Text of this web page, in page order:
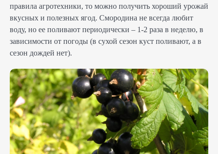
правила агротехники, то можно получить хороший урожай
вкусных и полезных ягод. Смородина не всегда любит
воду, но ее поливают периодически – 1-2 раза в неделю, в
зависимости от погоды (в сухой сезон куст поливают, а в
сезон дождей нет).